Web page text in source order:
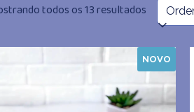
todos os 13 resultados
mais
recente
NOVO